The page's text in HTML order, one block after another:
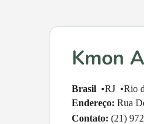
Kmon
Brasil •RJ •Rio
Endereço: Rua
Contato: (21)